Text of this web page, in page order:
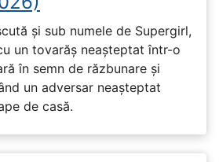
și sub numele de Supergirl,
un tovarăș neașteptat într-o
în semn de răzbunare și
un adversar neașteptat
de casă.